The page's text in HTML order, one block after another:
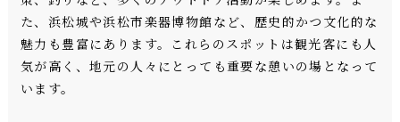
た、浜松城や浜松市楽器博物館など、歴史的かつ文化的な
魅力も豊富にあります。これらのスポットは観光客にも人
気が高く、地元の人々にとっても重要な憩いの場となって
います。